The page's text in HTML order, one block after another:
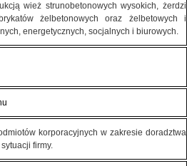
wież strunobetonowych wysokich, żerdzi
żelbetonowych oraz żelbetowych i
energetycznych, socjalnych i biurowych.
korporacyjnych w zakresie doradztwa
firmy.